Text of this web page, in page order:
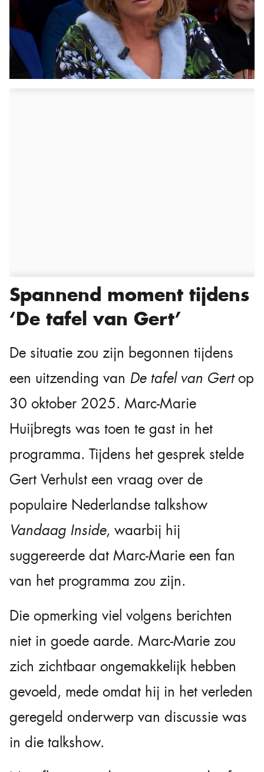
Spannend moment tijdens
‘De tafel van Gert’
De situatie zou zijn begonnen tijdens
een uitzending van De tafel van Gertop
30 oktober 2025. Marc-Marie
Huijbregts was toen te gast in het
programma. Tijdens het gesprek stelde
Gert Verhulst een vraag over de
populaire Nederlandse talkshow
Vandaag Inside, waarbij hij
suggereerde dat Marc-Marie een fan
van het programma zou zijn.
Die opmerking viel volgens berichten
niet in goede aarde. Marc-Marie zou
zich zichtbaar ongemakkelijk hebben
gevoeld, mede omdat hij in het verleden
geregeld onderwerp van discussie was
in die talkshow.